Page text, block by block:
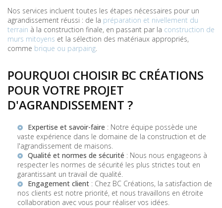
Nos services incluent toutes les étapes nécessaires pour un
agrandissement réussi : de la préparation et nivellement du
terrain à la construction finale, en passant par la construction de
murs mitoyens et la sélection des matériaux appropriés,
comme brique ou parpaing.
POURQUOI CHOISIR BC CRÉATIONS
POUR VOTRE PROJET
D'AGRANDISSEMENT ?
Expertise et savoir-faire : Notre équipe possède une
vaste expérience dans le domaine de la construction et de
l'agrandissement de maisons.
Qualité et normes de sécurité : Nous nous engageons à
respecter les normes de sécurité les plus strictes tout en
garantissant un travail de qualité.
Engagement client : Chez BC Créations, la satisfaction de
nos clients est notre priorité, et nous travaillons en étroite
collaboration avec vous pour réaliser vos idées.